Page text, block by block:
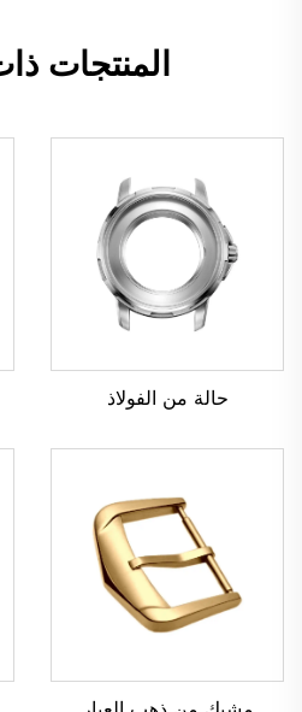
المنتجات
حالة من الفولاذ